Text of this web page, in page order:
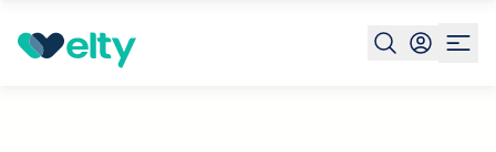
Prenota visita Grantorto